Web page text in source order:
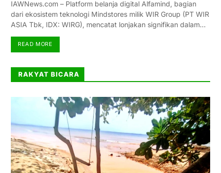
IAWNews.com – Platform belanja digital Alfamind, bagian
dari ekosistem teknologi Mindstores milik WIR Group (PT WIR
ASIA Tbk, IDX: WIRG), mencatat lonjakan signifikan dalam…
READ MORE
RAKYAT BICARA